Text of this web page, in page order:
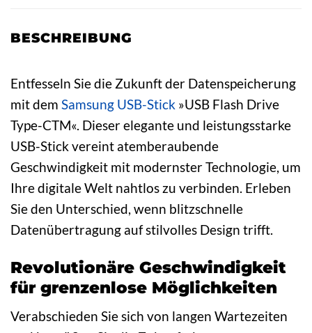
BESCHREIBUNG
Entfesseln Sie die Zukunft der Datenspeicherung
mit dem Samsung USB-Stick »USB Flash Drive
Type-CTM«. Dieser elegante und leistungsstarke
USB-Stick vereint atemberaubende
Geschwindigkeit mit modernster Technologie, um
Ihre digitale Welt nahtlos zu verbinden. Erleben
Sie den Unterschied, wenn blitzschnelle
Datenübertragung auf stilvolles Design trifft.
Revolutionäre Geschwindigkeit
für grenzenlose Möglichkeiten
Verabschieden Sie sich von langen Wartezeiten